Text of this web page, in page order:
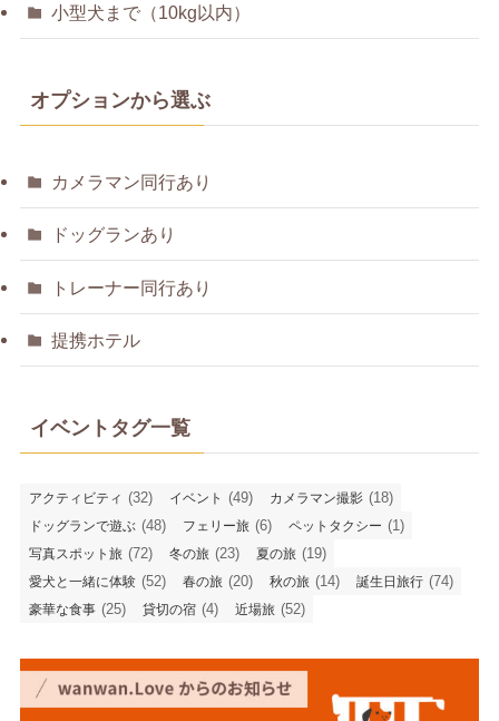
小型犬まで（10kg以内）
オプションから選ぶ
カメラマン同行あり
ドッグランあり
トレーナー同行あり
提携ホテル
イベントタグ一覧
アクティビティ (32) イベント (49) カメラマン撮影 (18)
ドッグランで遊ぶ (48) フェリー旅 (6) ペットタクシー (1)
写真スポット旅 (72) 冬の旅 (23) 夏の旅 (19)
愛犬と一緒に体験 (52) 春の旅 (20) 秋の旅 (14) 誕生日旅行 (74)
豪華な食事 (25) 貸切の宿 (4) 近場旅 (52)